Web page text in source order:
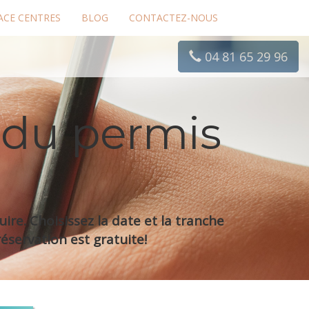
CENTRES BLOG CONTACTEZ-NOUS
04 81 65 29 96
permis
Choisissez la date et la tranche
est gratuite!